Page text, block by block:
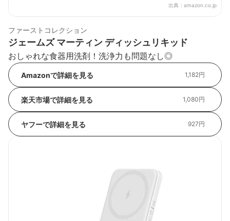
出典： amazon.co.jp
ファーストコレクション
ジェームズ マーティン ディッシュリキッド
おしゃれな食器用洗剤！洗浄力も問題なし◎
Amazonで詳細を見る 1,182円
楽天市場で詳細を見る 1,080円
ヤフーで詳細を見る 927円